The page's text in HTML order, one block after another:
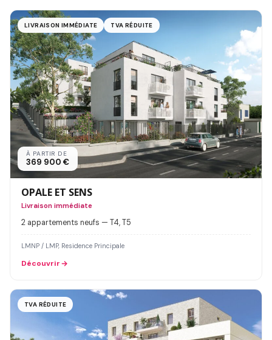
LIVRAISON IMMÉDIATE TVA RÉDUITE
À PARTIR DE
369 900 €
OPALE ET SENS
Livraison immédiate
2 appartements neufs — T4, T5
LMNP / LMP, Residence Principale
Découvrir
TVA RÉDUITE